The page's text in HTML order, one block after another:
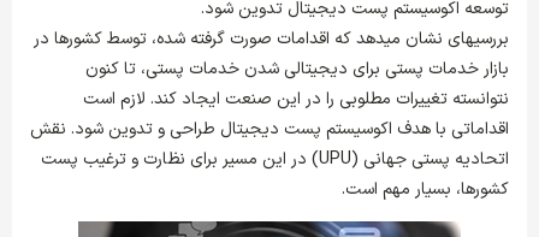
توسعه اکوسیستم پست دیجیتال تدوین شود.
بررسی­های نشان می­دهد که اقدامات صورت گرفته شده، توسط کشورها در
بازار خدمات پستی برای دیجیتالی شدن خدمات پستی، تا کنون
نتوانسته تغییرات مطلوبی را در این صنعت ایجاد کند. لازم است
اقداماتی با هدف اکوسیستم پست دیجیتال طراحی و تدوین شود. نقش
اتحادیه پستی جهانی (UPU) در این مسیر برای نظارت و ترغیب پست
کشورها، بسیار مهم است.